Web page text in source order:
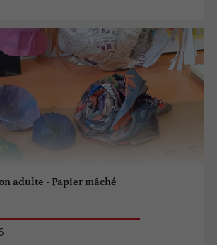
adulte - Papier mâché